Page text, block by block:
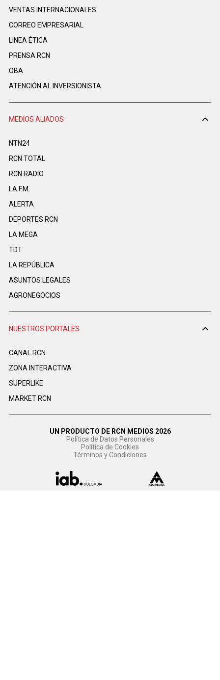
VENTAS INTERNACIONALES
CORREO EMPRESARIAL
LINEA ÉTICA
PRENSA RCN
OBA
ATENCIÓN AL INVERSIONISTA
MEDIOS ALIADOS
NTN24
RCN TOTAL
RCN RADIO
LA F.M.
ALERTA
DEPORTES RCN
LA MEGA
TDT
LA REPÚBLICA
ASUNTOS LEGALES
AGRONEGOCIOS
NUESTROS PORTALES
CANAL RCN
ZONA INTERACTIVA
SUPERLIKE
MARKET RCN
UN PRODUCTO DE RCN MEDIOS 2026
Política de Datos Personales
Política de Cookies
Términos y Condiciones